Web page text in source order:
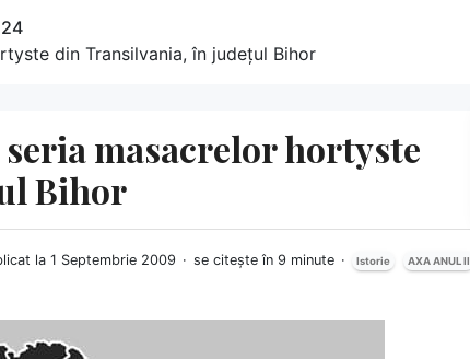
din Transilvania, în județul Bihor
seria masacrelor hortyste
Bihor
la 1 Septembrie 2009 se citește în 9 minute Istorie AXA ANUL II